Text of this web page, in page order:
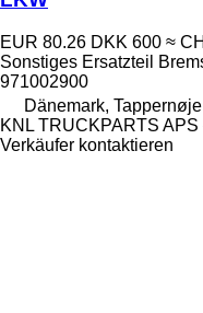
EUR 80.26 DKK 600 ≈
Sonstiges Ersatzteil
971002900
Dänemark, Tappernøje
KNL TRUCKPARTS
Verkäufer kontaktieren